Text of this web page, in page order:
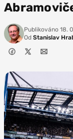
Publikováno 18.
Od Stanislav